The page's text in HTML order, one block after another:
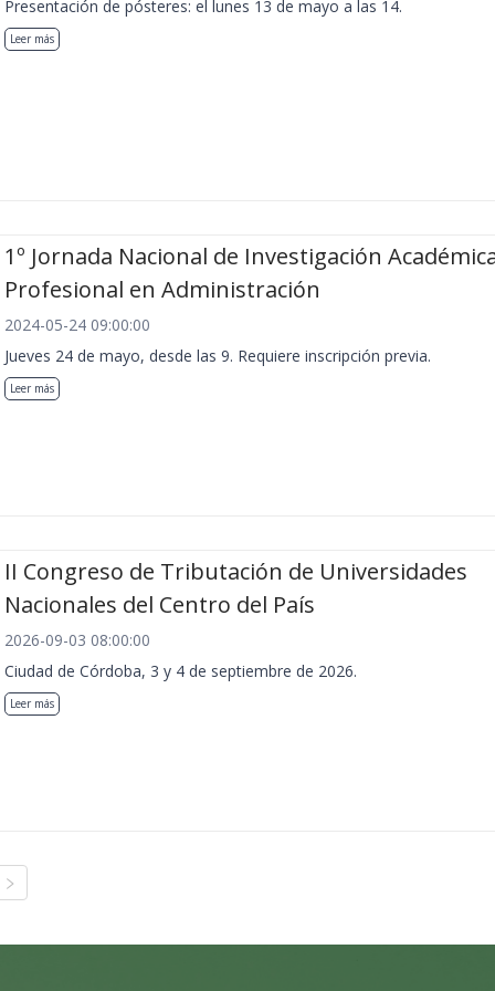
Presentación de pósteres: el lunes 13 de mayo a las 14.
Leer más
1º Jornada Nacional de Investigación
Profesional en Administración
2024-05-24 09:00:00
Jueves 24 de mayo, desde las 9. Requiere inscripción previa.
Leer más
II Congreso de Tributación de Universidades
Nacionales del Centro del País
2026-09-03 08:00:00
Ciudad de Córdoba, 3 y 4 de septiembre de 2026.
Leer más